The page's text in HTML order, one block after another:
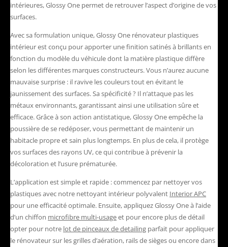
intérieures, Glossy One permet de retrouver l’aspect d’origine de vos
surfaces.
Avec sa formulation unique, Glossy One rénovateur plastiques
intérieur est conçu pour apporter une finition satinés à brillants en
fonction du modèle du véhicule dont la matière plastique diffère
selon les différentes marques constructeurs. Vous n’aurez aucune
mauvaise surprise : il ravive les couleurs tout en évitant le
jaunissement des surfaces. Sa spécificité ? Il n’attaque pas les
métaux environnants, garantissant ainsi une utilisation sûre et
efficace. Grâce à son action antistatique, Glossy One empêche la
poussière de se redéposer, vous permettant de maintenir un
habitacle propre et sain plus longtemps. En plus de cela, il protège
vos surfaces des rayons UV, ce qui contribue à prévenir la
décoloration et l’usure prématurée.
L’application est simple et rapide : commencez par nettoyer vos
plastiques avec notre nettoyant intérieur polyvalent Interior APC
pour une efficacité optimale. Ensuite, appliquez Glossy One à l’aide
d’un chiffon microfibre multi-usageet pour encore plus de détail
opter pour notre lot de pinceaux de detailing parfait pour appliquer
le rénovateur sur les grilles d’aération, rails de sièges ou encore dans